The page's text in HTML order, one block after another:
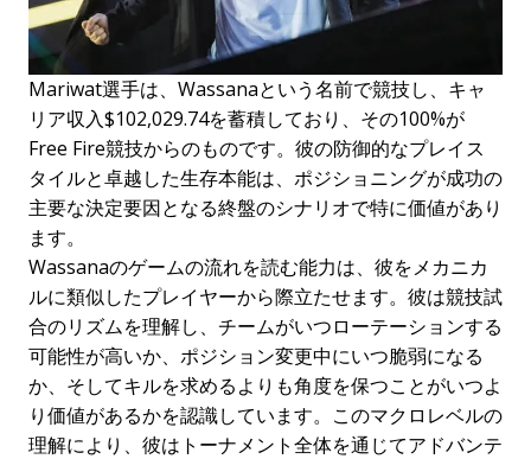
Mariwat選手は、Wassanaという名前で競技し、キャ
リア収入$102,029.74を蓄積しており、その100%が
Free Fire競技からのものです。彼の防御的なプレイス
タイルと卓越した生存本能は、ポジショニングが成功の
主要な決定要因となる終盤のシナリオで特に価値があり
ます。
Wassanaのゲームの流れを読む能力は、彼をメカニカ
ルに類似したプレイヤーから際立たせます。彼は競技試
合のリズムを理解し、チームがいつローテーションする
可能性が高いか、ポジション変更中にいつ脆弱になる
か、そしてキルを求めるよりも角度を保つことがいつよ
り価値があるかを認識しています。このマクロレベルの
理解により、彼はトーナメント全体を通じてアドバンテ